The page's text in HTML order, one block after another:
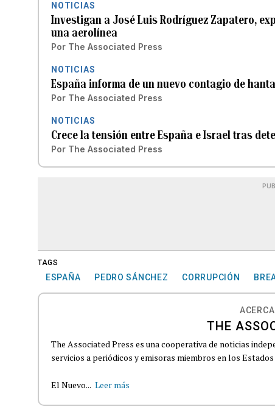
NOTICIAS
Investigan a José Luis Rodríguez Zapatero,
una aerolínea
Por The Associated Press
NOTICIAS
España informa de un nuevo contagio de
Por The Associated Press
NOTICIAS
Crece la tensión entre España e Israel tras
Por The Associated Press
TAGS
ESPAÑA PEDRO SÁNCHEZ CORRUPCIÓN
THE
The Associated Press es una cooperativa de noticias
servicios a periódicos y emisoras miembros en los
El Nuevo... Leer más